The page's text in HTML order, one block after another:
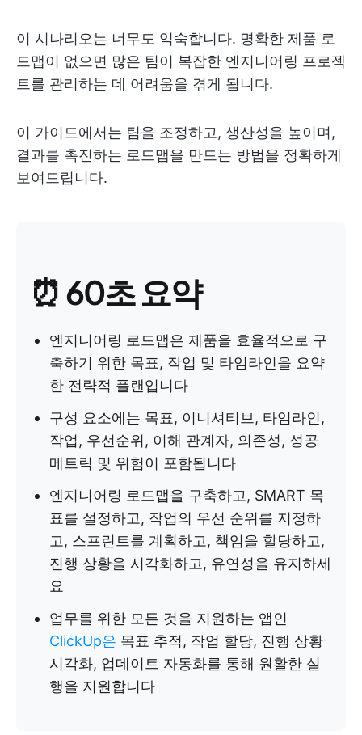
이 시나리오는 너무도 익숙합니다. 명확한 제품 로
드맵이 없으면 많은 팀이 복잡한 엔지니어링 프로젝
트를 관리하는 데 어려움을 겪게 됩니다.
이 가이드에서는 팀을 조정하고, 생산성을 높이며,
결과를 촉진하는 로드맵을 만드는 방법을 정확하게
보여드립니다.
⏰ 60초 요약
엔지니어링 로드맵은 제품을 효율적으로 구
축하기 위한 목표, 작업 및 타임라인을 요약
한 전략적 플랜입니다
구성 요소에는 목표, 이니셔티브, 타임라인,
작업, 우선순위, 이해 관계자, 의존성, 성공
메트릭 및 위험이 포함됩니다
엔지니어링 로드맵을 구축하고, SMART 목
표를 설정하고, 작업의 우선 순위를 지정하
고, 스프린트를 계획하고, 책임을 할당하고,
진행 상황을 시각화하고, 유연성을 유지하세
요
업무를 위한 모든 것을 지원하는 앱인
ClickUp은 목표 추적, 작업 할당, 진행 상황
시각화, 업데이트 자동화를 통해 원활한 실
행을 지원합니다